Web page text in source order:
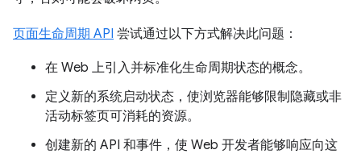
页面生命周期 API 尝试通过以下方式解决此问题：
在 Web 上引入并标准化生命周期状态的概念。
定义新的系统启动状态，使浏览器能够限制隐藏或非
活动标签页可消耗的资源。
创建新的 API 和事件，使 Web 开发者能够响应向这